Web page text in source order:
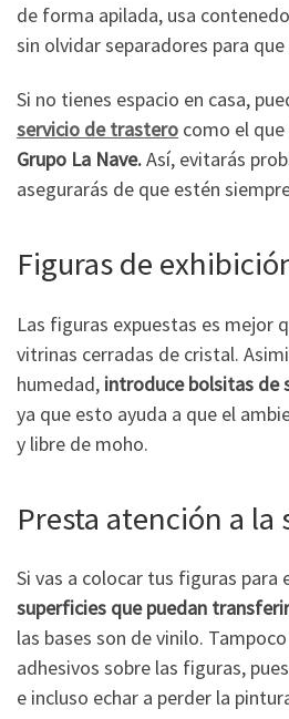
de forma apilada, usa
sin olvidar separadores para
Si no tienes espacio en casa,
servicio de trastero como el
Grupo La Nave.Así, evitarás
asegurarás de que estén
Figuras de
Las figuras expuestas es mejor
vitrinas cerradas de cristal.
humedad, introduce bolsitas de
ya que esto ayuda a que el
y libre de moho.
Presta atención a la
Si vas a colocar tus figuras para
superficies que puedan
las bases son de vinilo.
adhesivos sobre las figuras,
e incluso echar a perder la